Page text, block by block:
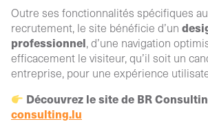
Outre ses fonctionnalités spécifiques
recrutement, le site bénéficie d’un
professionnel, d’une navigation
efficacement le visiteur, qu’il soit un
entreprise, pour une expérience
Découvrez le site de BR
consulting.lu